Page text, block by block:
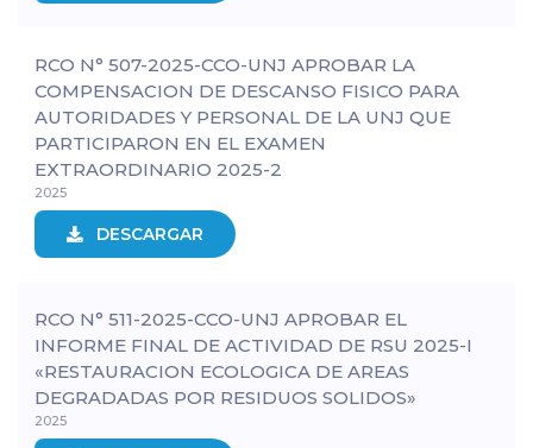
RCO N° 507-2025-CCO-UNJ APROBAR LA
COMPENSACION DE DESCANSO FISICO PARA
AUTORIDADES Y PERSONAL DE LA UNJ QUE
PARTICIPARON EN EL EXAMEN
EXTRAORDINARIO 2025-2
2025
DESCARGAR
RCO N° 511-2025-CCO-UNJ APROBAR EL
INFORME FINAL DE ACTIVIDAD DE RSU 2025-I
«RESTAURACION ECOLOGICA DE AREAS
DEGRADADAS POR RESIDUOS SOLIDOS»
2025